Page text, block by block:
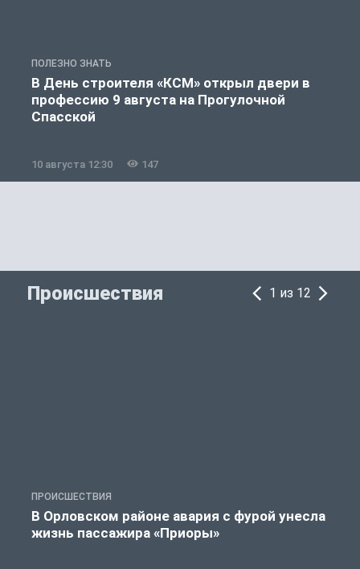
ПОЛЕЗНО ЗНАТЬ
В День строителя «КСМ» открыл двери в
профессию 9 августа на Прогулочной
Спасской
10 августа 12:30 147
Происшествия 1 из 12
ПРОИСШЕСТВИЯ
В Орловском районе авария с фурой унесла
жизнь пассажира «Приоры»